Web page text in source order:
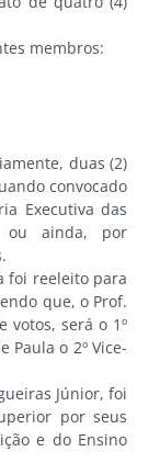
membros:
duas (2)
convocado
Executiva das
ou ainda, por
foi reeleito para
que, o Prof.
votos, será o 1º
Paula o 2º Vice-
Júnior, foi
por seus
e do Ensino